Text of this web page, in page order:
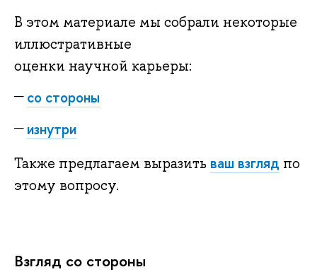
В этом материале мы собрали некоторые
иллюстративные
оценки научной карьеры:
со стороны
изнутри
Также предлагаем выразить ваш взгляд по
этому вопросу.
Взгляд со стороны